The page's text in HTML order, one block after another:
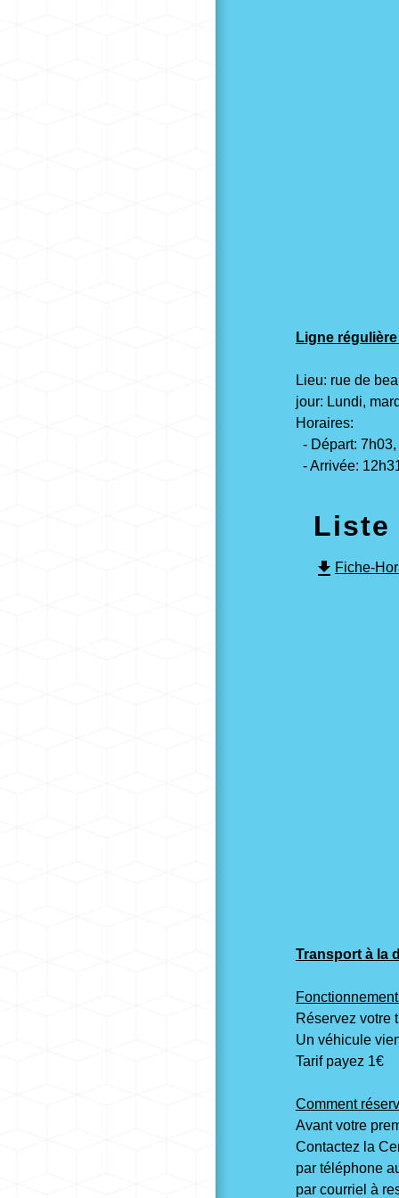
Ligne
Lieu: rue de
jour: Lundi,
Horaires:
- Départ:
- Arrivée:
Liste
file_download Fiche-
Transport à la
Fonctionnement
Réservez votre
Un véhicule
Tarif payez 1€
Comment
Avant votre
Contactez la
par téléphone
par courriel à